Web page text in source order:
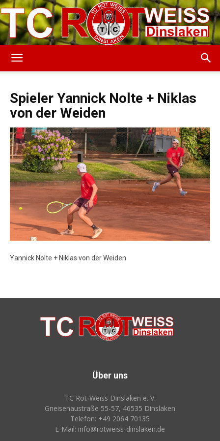
Weiss
Dinslaken
Spieler Yannick Nolte + Niklas
von der Weiden
Yannick Nolte + Niklas von der Weiden
Über uns
TC Rot‑Weiss Dinslaken e. V.
Gneisenaustraße 55-57, 46535 Dinslaken
Telefon: +49 2064 70135
E-Mail: info@rotweiss‑dinslaken.de